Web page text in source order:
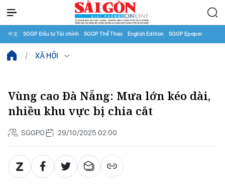
中文 SGGP Đầu tư Tài chính SGGP Thể Thao English Edition SGGP Epaper
XÃ HỘI
Vùng cao Đà Nẵng: Mưa lớn kéo dài,
nhiều khu vực bị chia cắt
SGGPO 29/10/2025 02:00